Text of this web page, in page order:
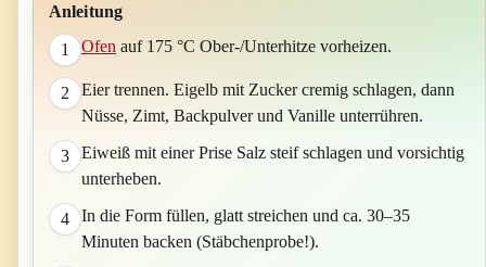
Anleitung
1 Ofen auf 175 °C Ober-/Unterhitze vorheizen.
2
Eier trennen. Eigelb mit Zucker cremig schlagen, dann
Nüsse, Zimt, Backpulver und Vanille unterrühren.
3
Eiweiß mit einer Prise Salz steif schlagen und vorsichtig
unterheben.
4
In die Form füllen, glatt streichen und ca. 30–35
Minuten backen (Stäbchenprobe!).